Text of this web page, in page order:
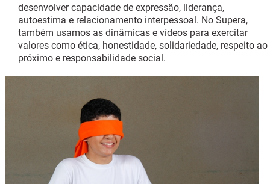
desenvolver capacidade de expressão, liderança,
autoestima e relacionamento interpessoal. No Supera,
também usamos as dinâmicas e vídeos para exercitar
valores como ética, honestidade, solidariedade, respeito ao
próximo e responsabilidade social.